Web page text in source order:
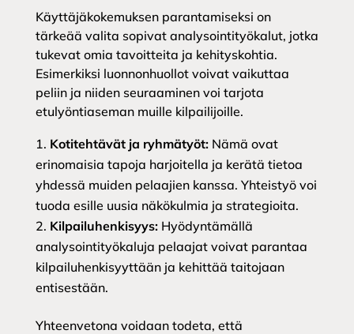
Käyttäjäkokemuksen parantamiseksi on
tärkeää valita sopivat analysointityökalut, jotka
tukevat omia tavoitteita ja kehityskohtia.
Esimerkiksi luonnonhuollot voivat vaikuttaa
peliin ja niiden seuraaminen voi tarjota
etulyöntiaseman muille kilpailijoille.
Kotitehtävät ja ryhmätyöt:Nämä ovat
erinomaisia tapoja harjoitella ja kerätä tietoa
yhdessä muiden pelaajien kanssa. Yhteistyö voi
tuoda esille uusia näkökulmia ja strategioita.
Kilpailuhenkisyys:Hyödyntämällä
analysointityökaluja pelaajat voivat parantaa
kilpailuhenkisyyttään ja kehittää taitojaan
entisestään.
Yhteenvetona voidaan todeta, että